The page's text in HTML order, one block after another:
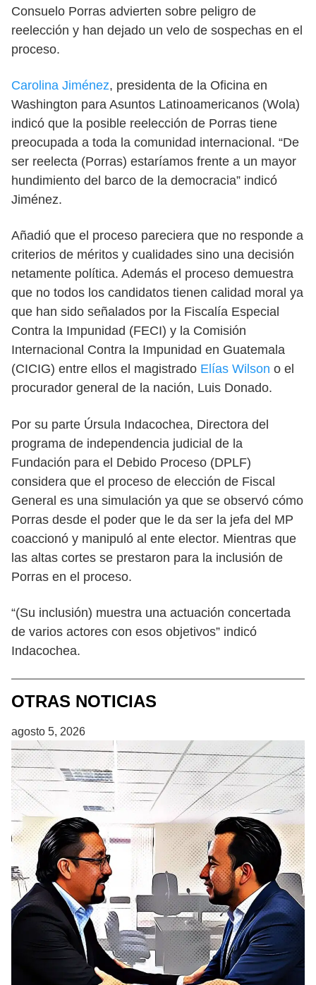
Consuelo Porras advierten sobre peligro de
reelección y han dejado un velo de sospechas en el
proceso.
Carolina Jiménez, presidenta de la Oficina en
Washington para Asuntos Latinoamericanos (Wola)
indicó que la posible reelección de Porras tiene
preocupada a toda la comunidad internacional. “De
ser reelecta (Porras) estaríamos frente a un mayor
hundimiento del barco de la democracia” indicó
Jiménez.
Añadió que el proceso pareciera que no responde a
criterios de méritos y cualidades sino una decisión
netamente política. Además el proceso demuestra
que no todos los candidatos tienen calidad moral ya
que han sido señalados por la Fiscalía Especial
Contra la Impunidad (FECI) y la Comisión
Internacional Contra la Impunidad en Guatemala
(CICIG) entre ellos el magistrado Elías Wilson o el
procurador general de la nación, Luis Donado.
Por su parte Úrsula Indacochea, Directora del
programa de independencia judicial de la
Fundación para el Debido Proceso (DPLF)
considera que el proceso de elección de Fiscal
General es una simulación ya que se observó cómo
Porras desde el poder que le da ser la jefa del MP
coaccionó y manipuló al ente elector. Mientras que
las altas cortes se prestaron para la inclusión de
Porras en el proceso.
“(Su inclusión) muestra una actuación concertada
de varios actores con esos objetivos” indicó
Indacochea.
OTRAS NOTICIAS
agosto 5, 2026